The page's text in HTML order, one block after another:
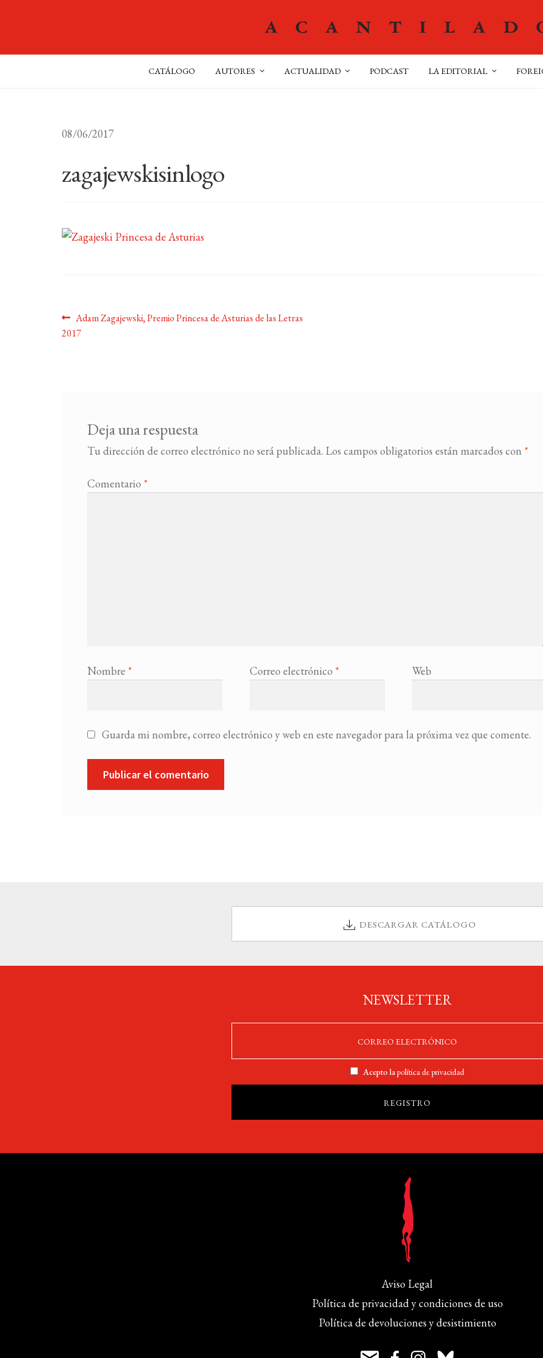
CATÁLOGO AUTORES ACTUALIDAD PODCAST LA EDITORIAL
08/06/2017
zagajewskisinlogo
Navegación
de
Anterior:
Adam Zagajewski, Premio Princesa de Asturias de las Letras
2017
Deja una respuesta
Tu dirección de correo electrónico no será publicada. Los campos obligatorios están marcados con *
Comentario *
Nombre * Correo electrónico * Web
Guarda mi nombre, correo electrónico y web en este navegador para la próxima vez que comente.
DESCARGAR CATÁLOGO
NEWSLETTER
Acepto lapolítica de privacidad
Aviso Legal
Política de privacidad y condiciones de uso
Política de devoluciones y desistimiento